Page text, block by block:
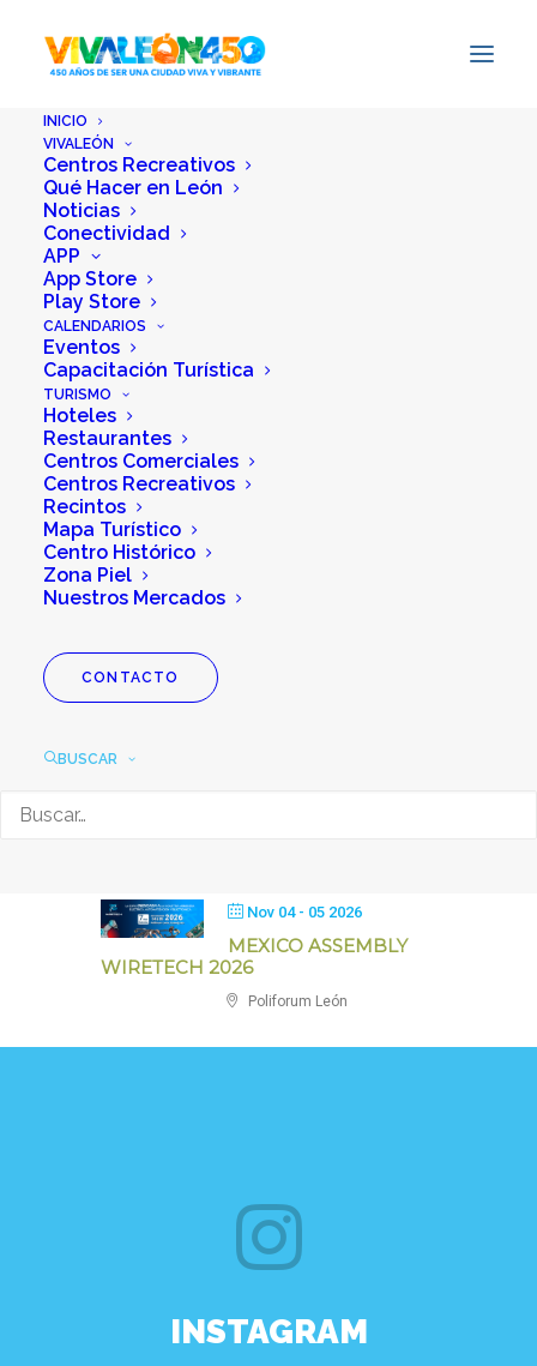
INICIO
VIVALEÓN
Centros Recreativos
Qué Hacer en León
Noticias
Conectividad
APP
App Store
Play Store
CALENDARIOS
Eventos
Capacitación Turística
TURISMO
Hoteles
Restaurantes
Centros Comerciales
Centros Recreativos
Recintos
Mapa Turístico
Centro Histórico
Zona Piel
Nuestros Mercados
CONTACTO
BUSCAR
Convenciones
Ago 06 - 07 2026
TEDX CALZADA DE
Nov 04 - 05 2026
MEXICO ASSEMBLY
WIRETECH 2026
Poliforum León
INSTAGRAM